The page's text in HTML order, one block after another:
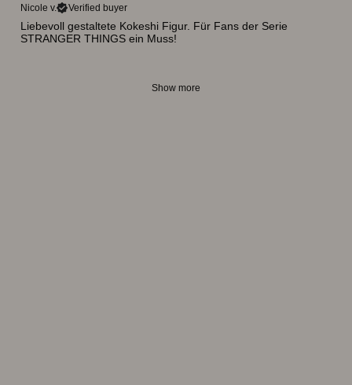
Nicole v. Verified buyer
Liebevoll gestaltete Kokeshi Figur. Für Fans der Serie
STRANGER THINGS ein Muss!
Show more